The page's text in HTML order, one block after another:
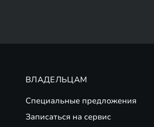
ВЛАДЕЛЬЦАМ
Специальные предложения
Записаться на сервис